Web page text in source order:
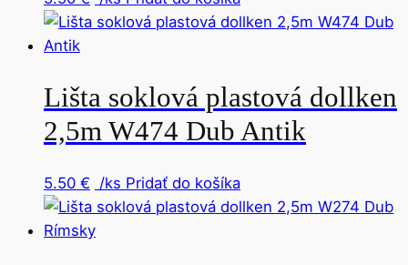
Lišta soklová plastová dollken
2,5m W474 Dub Antik
5.50 € /ks Pridať do košíka